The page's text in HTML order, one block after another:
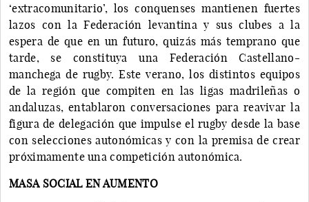
‘extracomunitario’, los conquenses mantienen fuertes
lazos con la Federación levantina y sus clubes a la
espera de que en un futuro, quizás más temprano que
tarde, se constituya una Federación Castellano-
manchega de rugby. Este verano, los distintos equipos
de la región que compiten en las ligas madrileñas o
andaluzas, entablaron conversaciones para reavivar la
figura de delegación que impulse el rugby desde la base
con selecciones autonómicas y con la premisa de crear
próximamente una competición autonómica.
MASA SOCIAL EN AUMENTO